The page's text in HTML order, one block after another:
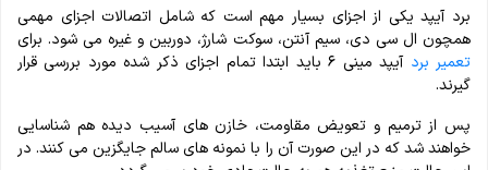
برد آیپد یکی از اجزای بسیار مهم است که شامل اتصالات اجزای مهمی
همچون ال سی دی، سیم آنتن، سوکت شارژ، دوربین و غیره می شود. برای
تعمیر برد
آیپد مینی ۶ باید ابتدا تمام اجزای ذکر شده مورد بررسی قرار
گیرند.
پس از ترمیم و تعویض مقاومت، خازن های آسیب دیده هم شناسایی
خواهند شد که در این صورت آن را با نمونه های سالم جایگزین می کنند. در